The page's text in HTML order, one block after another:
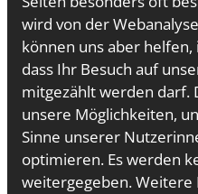
wird von der
können uns aber
dass Ihr Besuch auf
mitgezählt werden darf.
unsere Möglichkeiten,
Sinne unserer
optimieren. Es werden
weitergegeben.